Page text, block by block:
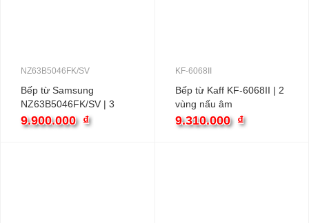
NZ63B5046FK/SV
Bếp từ Samsung
NZ63B5046FK/SV | 3
vùng nấu âm
9.900.000 ₫
KF-6068II
Bếp từ Kaff KF-6068II | 2
vùng nấu âm
9.310.000 ₫